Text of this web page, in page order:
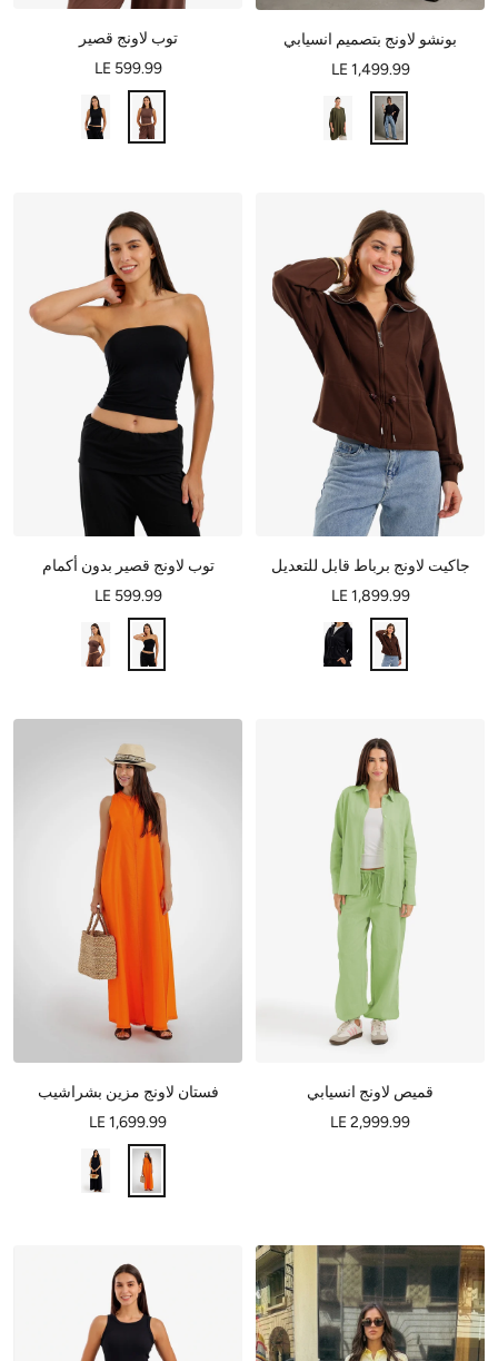
بونشو لاونج بتصميم انسيابي
LE 1,499.99
توب لاونج قصير
LE 599.99
جاكيت لاونج برباط قابل للتعديل
LE 1,899.99
توب لاونج قصير بدون أكمام
LE 599.99
قميص لاونج انسيابي
LE 2,999.99
فستان لاونج مزين بشراشيب
LE 1,699.99